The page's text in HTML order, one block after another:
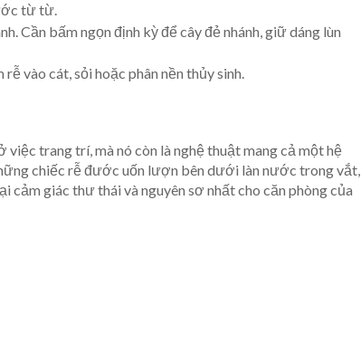
từ từ.
Cần bấm ngọn định kỳ để cây đẻ nhánh, giữ dáng lùn
vào cát, sỏi hoặc phân nền thủy sinh.
trang trí, mà nó còn là nghệ thuật mang cả một hệ
chiếc rễ đước uốn lượn bên dưới làn nước trong vắt,
cảm giác thư thái và nguyên sơ nhất cho căn phòng của